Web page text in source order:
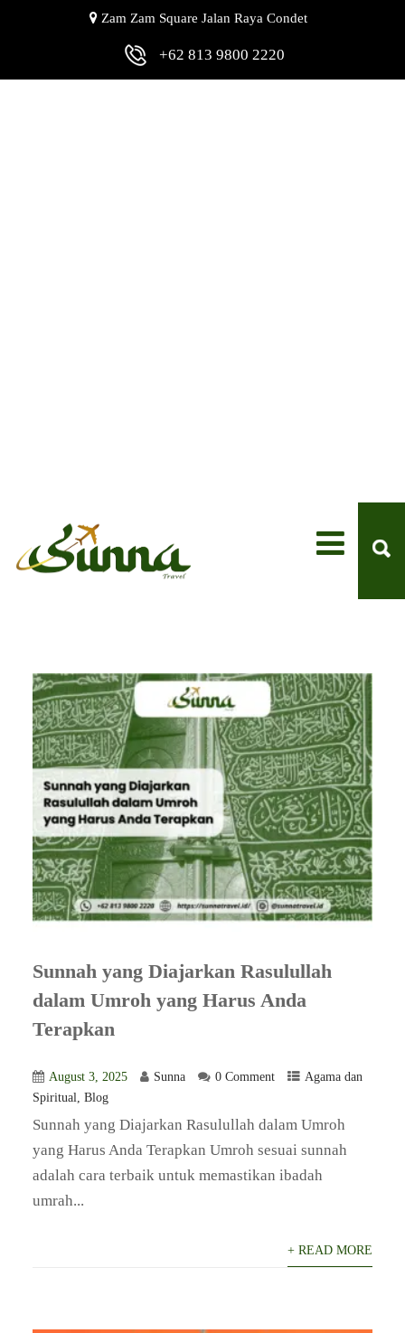
Zam Zam Square Jalan Raya Condet
+62 813 9800 2220
Sunnah yang Diajarkan Rasulullah
dalam Umroh yang Harus Anda
Terapkan
August 3, 2025 Sunna 0 Comment
Agama dan
Spiritual
Blog
​Sunnah yang Diajarkan Rasulullah dalam Umroh
yang Harus Anda Terapkan Umroh sesuai sunnah
adalah cara terbaik untuk memastikan ibadah
umrah...
+ READ MORE